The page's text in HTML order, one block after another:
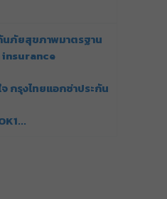
ภัยสุขภาพมาตรฐาน
insurance
กรุงไทยแอกซ่าประกัน